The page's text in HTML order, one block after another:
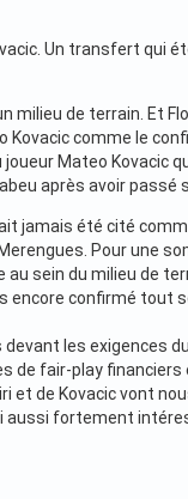
Un transfert qui
milieu de terrain. Et
comme le
Mateo Kovacic
après avoir passé
jamais été cité
Pour une
sein du milieu de
encore confirmé tout
les exigences
de fair-play
et de Kovacic vont
aussi fortement